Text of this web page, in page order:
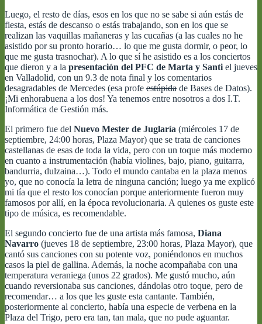
Luego, el resto de días, esos en los que no se sabe si aún estás de
fiesta, estás de descanso o estás trabajando, son en los que se
realizan las vaquillas mañaneras y las cucañas (a las cuales no he
asistido por su pronto horario… lo que me gusta dormir, o peor, lo
que me gusta trasnochar). A lo que sí he asistido es a los conciertos
que dieron y a la presentación del PFC de Marta y Santi el jueves
en Valladolid, con un 9.3 de nota final y los comentarios
desagradables de Mercedes (esa profe estúpida de Bases de Datos).
¡Mi enhorabuena a los dos! Ya tenemos entre nosotros a dos I.T.
Informática de Gestión más.
El primero fue del Nuevo Mester de Juglaría (miércoles 17 de
septiembre, 24:00 horas, Plaza Mayor) que se trata de canciones
castellanas de esas de toda la vida, pero con un toque más moderno
en cuanto a instrumentación (había violines, bajo, piano, guitarra,
bandurria, dulzaina…). Todo el mundo cantaba en la plaza menos
yo, que no conocía la letra de ninguna canción; luego ya me explicó
mi tía que el resto los conocían porque anteriormente fueron muy
famosos por allí, en la época revolucionaria. A quienes os guste este
tipo de música, es recomendable.
El segundo concierto fue de una artista más famosa, Diana
Navarro (jueves 18 de septiembre, 23:00 horas, Plaza Mayor), que
cantó sus canciones con su potente voz, poniéndonos en muchos
casos la piel de gallina. Además, la noche acompañaba con una
temperatura veraniega (unos 22 grados). Me gustó mucho, aún
cuando reversionaba sus canciones, dándolas otro toque, pero de
recomendar… a los que les guste esta cantante. También,
posteriormente al concierto, había una especie de verbena en la
Plaza del Trigo, pero era tan, tan mala, que no pude aguantar.